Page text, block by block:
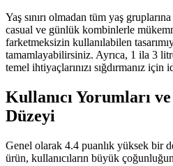
Yaş sınırı olmadan tüm yaş
casual ve günlük kombinlerle
farketmeksizin kullanılabilen
tamamlayabilirsiniz. Ayrıca, 1 ila 3
temel ihtiyaçlarınızı sığdırmanız için
Kullanıcı Yorumları
Düzeyi
Genel olarak 4.4 puanlık yüksek bir
ürün, kullanıcıların büyük